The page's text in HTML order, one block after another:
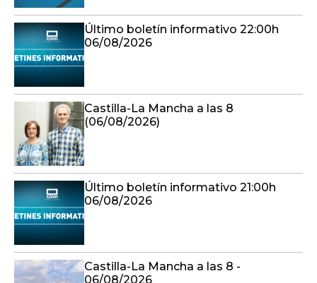
Último boletín informativo 22:00h
06/08/2026
Castilla-La Mancha a las 8
(06/08/2026)
Último boletín informativo 21:00h
06/08/2026
Castilla-La Mancha a las 8 -
06/08/2026